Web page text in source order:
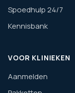
Spoedhulp 24/7
Kennisbank
VOOR KLINIEKEN
Aanmelden